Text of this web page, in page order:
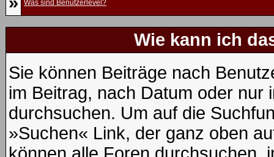
Was sind Benutzerlevel?
Wie kann ich
Sie können Beiträge nach
im Beitrag, nach Datum oder nur
durchsuchen. Um auf die
»Suchen« Link, der ganz oben